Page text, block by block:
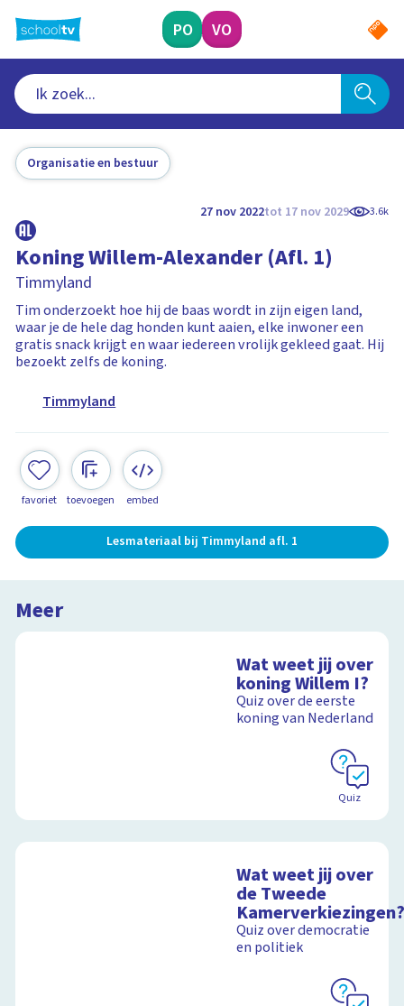
naar
hoofdinhoud
PO VO
Organisatie en bestuur
27 nov 2022tot 17 nov 2029 3.6k
Koning Willem-Alexander (Afl. 1)
Timmyland
Tim onderzoekt hoe hij de baas wordt in zijn eigen land,
waar je de hele dag honden kunt aaien, elke inwoner een
gratis snack krijgt en waar iedereen vrolijk gekleed gaat. Hij
bezoekt zelfs de koning.
Timmyland
favoriet toevoegen embed
Lesmateriaal bij Timmyland afl. 1
Meer
Wat weet jij over
koning Willem I?
Quiz over de eerste
koning van Nederland
Quiz
Wat weet jij over
de Tweede
Quiz over democratie
en politiek